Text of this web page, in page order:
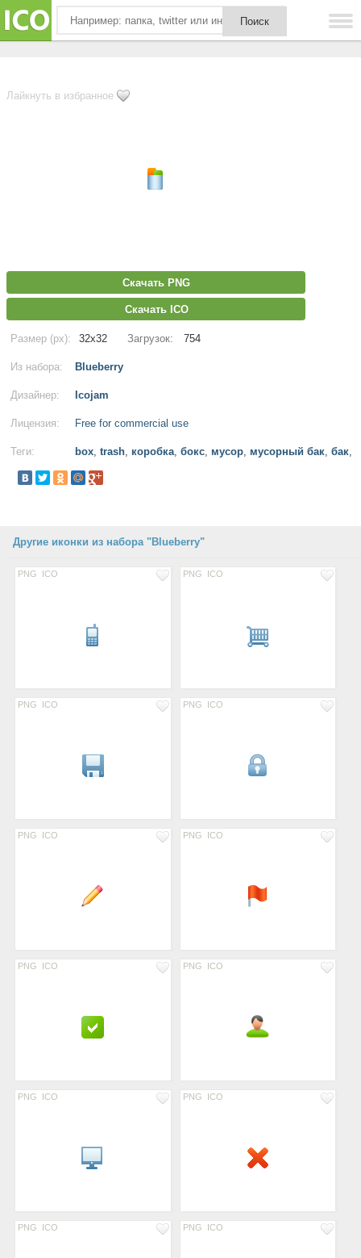
Лайкнуть в избранное
Скачать PNG
Скачать ICO
Размер (px): 32x32 Загрузок: 754
Из набора: Blueberry
Дизайнер: Icojam
Лицензия: Free for commercial use
Теги: box, trash, коробка, бокс, мусор, мусорный бак, бак,
Другие иконки из набора "Blueberry"
PNG ICO PNG ICO
PNG ICO PNG ICO
PNG ICO PNG ICO
PNG ICO PNG ICO
PNG ICO PNG ICO
PNG ICO PNG ICO